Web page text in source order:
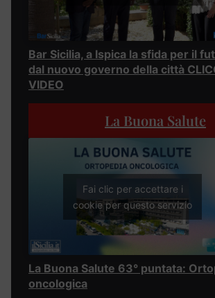
Bar Sicilia, a Ispica la sfida per il
dal nuovo governo della città
VIDEO
La Buona Salute
Fai clic per accettare i
cookie per questo servizio
La Buona Salute 63° puntata:
oncologica